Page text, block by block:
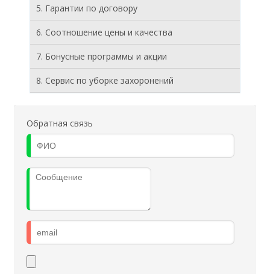
5. Гарантии по договору
6. Соотношение цены и качества
7. Бонусные программы и акции
8. Cервис по уборке захоронений
Обратная связь